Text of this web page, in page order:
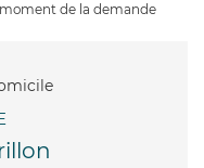
de la demande